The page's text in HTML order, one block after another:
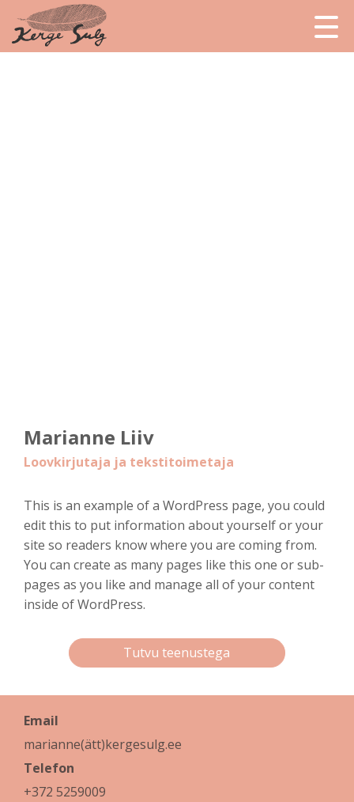
Email
marianne(ätt)kergesulg.ee
Telefon
+372 5259009
Marianne Liiv
Loovkirjutaja ja tekstitoimetaja
This is an example of a WordPress page, you could
edit this to put information about yourself or your
site so readers know where you are coming from.
You can create as many pages like this one or sub-
pages as you like and manage all of your content
inside of WordPress.
Tutvu teenustega